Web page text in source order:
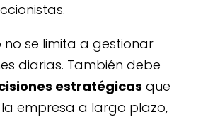
no se limita a gestionar
diarias. También debe
estratégicas que
empresa a largo plazo,